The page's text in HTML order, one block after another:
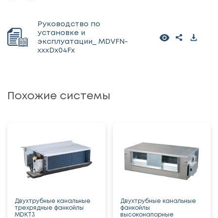
Руководство по
установке и
эксплуатации_ MDVFN-
xxxDx04Fx
Похожие системы
Двухтрубные канальные
трехрядные фанкойлы
MDKT3
Двухтрубные канальные
фанкойлы
высоконапорные